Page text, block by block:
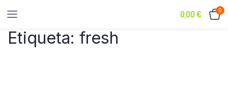
0,00€ 0
Etiqueta: fresh